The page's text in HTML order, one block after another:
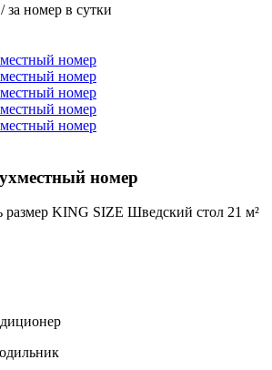
/ за номер в сутки
номер
размер KING SIZE Шведский стол 21 м²